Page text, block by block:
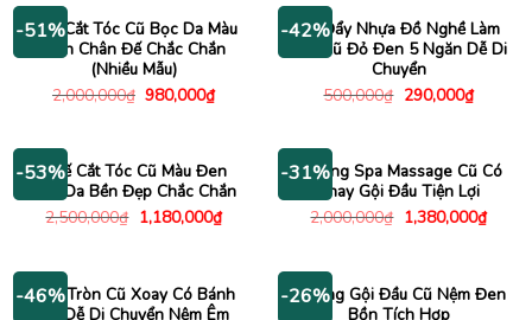
240,000₫.
-51%
Ghế Cắt Tóc Cũ Bọc Da Màu
Đen Chân Đế Chắc Chắn
(Nhiều Mẫu)
2,000,000₫ Giá
980,000₫Giá
hiện
980,000₫.
-42%
Xe Đẩy Nhựa Đồ Nghề Làm
Tóc Cũ Đỏ Đen 5 Ngăn Dễ Di
Chuyển
500,000₫ Giá
290,000₫Giá
hiện
-53%Ghế Cắt Tóc Cũ Màu Đen
Bọc Da Bền Đẹp Chắc Chắn
2,500,000₫ Giá
gốc
1,180,000₫Giá
hiện
1,180,000₫.
-31%
Giường Spa Massage Cũ Có
Khay Gội Đầu Tiện Lợi
2,000,000₫ Giá
gốc
1,380,000₫Giá
hiện
-46%
Ghế Tròn Cũ Xoay Có Bánh
Xe Dễ Di Chuyển Nệm Êm
-26%
Giường Gội Đầu Cũ Nệm Đen
Bồn Tích Hợp